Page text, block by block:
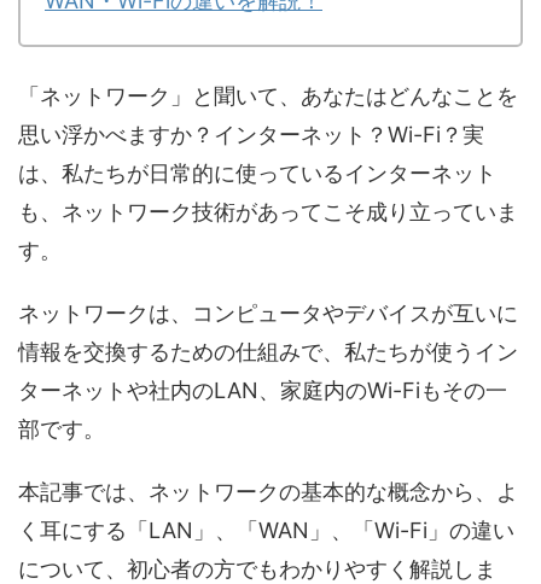
「ネットワーク」と聞いて、あなたはどんなことを
思い浮かべますか？インターネット？Wi-Fi？実
は、私たちが日常的に使っているインターネット
も、ネットワーク技術があってこそ成り立っていま
す。
ネットワークは、コンピュータやデバイスが互いに
情報を交換するための仕組みで、私たちが使うイン
ターネットや社内のLAN、家庭内のWi-Fiもその一
部です。
本記事では、ネットワークの基本的な概念から、よ
く耳にする「LAN」、「WAN」、「Wi-Fi」の違い
について、初心者の方でもわかりやすく解説しま